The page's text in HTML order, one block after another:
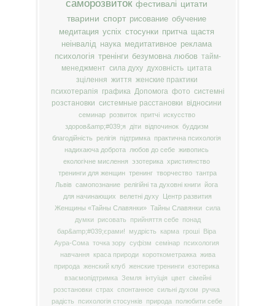
саморозвиток фестивалі цитати
тварини спорт рисование обучение
медитация успіх стосунки притча щастя
неінвалід наука медитативное реклама
психологія тренінги безумовна любов тайм-
менеджмент сила духу духовність цитата
зцілення життя женские практики
психотерапія графика Допомога фото системні
розстановки системные расстановки відносини
семинар розвиток притчі
искусство
здоров&amp;#039;я
діти відпочинок буддизм
благодійність
релігія підтримка
практична психологія
надихаюча доброта
любов до себе живопись
екологічне мислення
эзотерика християнство
тренинги для женщин тренинг творчество тантра
Львів самопознание релігійні та духовні книги йога
для начинающих
велетні духу
Центр развития
Женщины «Тайны Славянки» Тайны Славянки сила
думки
рисовать прийняття себе
понад
бар&amp;#039;єрами!
мудрість карма гроші Віра
Аура-Сома точка зору суфізм семінар психология
навчання
краса природи короткометражка жива
природа женский клуб женские тренинги езотерика
взаємопідтримка Земля інтуїція цвет сімейні
розстановки страх спонтанное сильні духом
ручка
радість
психологія стосунків природа
полюбити себе